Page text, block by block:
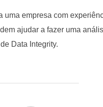
empresa com
ajudar a fazer uma
Data Integrity.